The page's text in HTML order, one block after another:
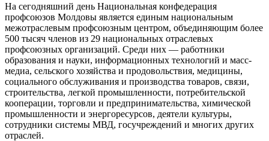
На сегодняшний день Национальная конфедерация
профсоюзов Молдовы является единым национальным
межотраслевым профсоюзным центром, объединяющим более
500 тысяч членов из 29 национальных отраслевых
профсоюзных организаций. Среди них — работники
образования и науки, информационных технологий и масс-
медиа, сельского хозяйства и продовольствия, медицины,
социального обслуживания и производства товаров, связи,
строительства, легкой промышленности, потребительской
кооперации, торговли и предпринимательства, химической
промышленности и энергоресурсов, деятели культуры,
сотрудники системы МВД, госучреждений и многих других
отраслей.